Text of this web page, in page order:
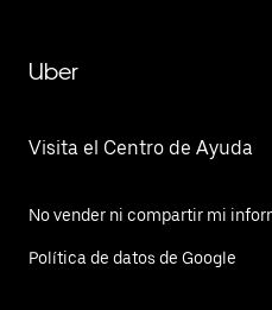
Uber
Visita el Centro de Ayuda
No vender ni compartir mi
Política de datos de Google